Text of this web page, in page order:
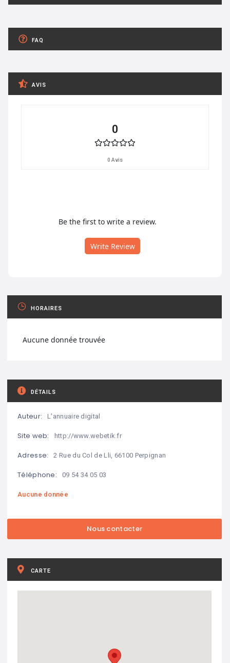
FAQ
AVIS
0
0 Avis
Be the first to write a review.
Write Review
HORAIRES
Aucune donnée trouvée
DÉTAILS
Auteur: L'annuaire digital
Site web: http://www.webetik.fr
Adresse: 2 Rue du Col de Lli, 66100 Perpignan
Téléphone: 09 54 34 05 03
Aucune donnée
CARTE